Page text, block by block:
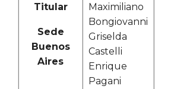
Titular
Sede
Buenos
Aires
Maximiliano
Bongiovanni
Griselda
Castelli
Enrique
Pagani